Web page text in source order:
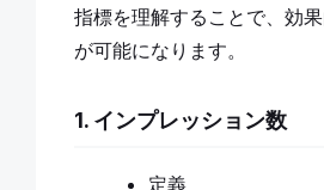
指標を理解することで、効
が可能になります。
1. インプレッション数
定義